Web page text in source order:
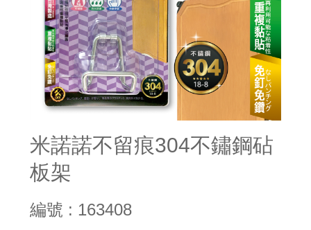
米諾諾不留痕304不鏽鋼砧
板架
編號 : 163408